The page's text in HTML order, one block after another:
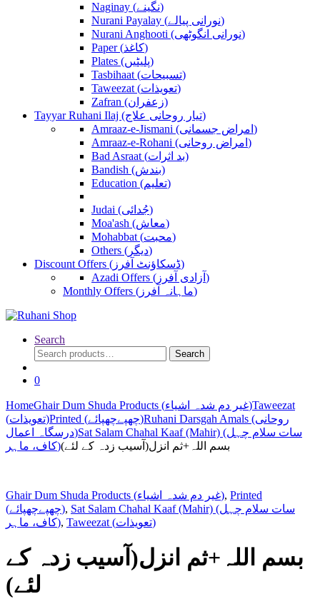
Naginay (نگینے)
Nurani Payalay (نورانی پیالے)
Nurani Anghooti (نورانی انگوٹھی)
Paper (کاغذ)
Plates (پلیٹیں)
Tasbihaat (تسبیحات)
Taweezat (تعویذات)
Zafran (زعفران)
Tayyar Ruhani Ilaj (تیار روحانی علاج)
Amraaz-e-Jismani (امراض جسمانی)
Amraaz-e-Rohani (امراض روحانی)
Bad Asraat (بد اثرات)
Bandish (بندش)
Education (تعلیم)
Judai (جُدائی)
Moa'ash (معاش)
Mohabbat (محبت)
Others (دیگر)
Discount Offers (ڈسکاؤنٹ آفرز)
Azadi Offers (آزادی آفرز)
Monthly Offers (ماہانہ آفرز)
Search
Search
for:
Search
0
Home Ghair Dum Shuda Products (غیر دم شدہ اشیاء)Taweezat
(تعویذات)
Printed (چھپےچھپائے)Ruhani Darsgah Amals (روحانی
درسگاہ اعمال)Sat Salam Chahal Kaaf (Mahir) (سات سلام چہل
کاف، ماہر)بسم اللہ+ثم انزل(آسیب زدہ کے لئے)
Ghair Dum Shuda Products (غیر دم شدہ اشیاء), Printed
(چھپےچھپائے), Sat Salam Chahal Kaaf (Mahir) (سات سلام چہل
کاف، ماہر), Taweezat (تعویذات)
بسم اللہ+ثم انزل(آسیب زدہ کے
لئے)